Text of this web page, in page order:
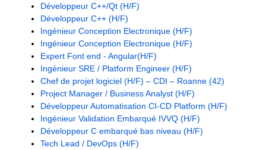
Développeur C++/Qt (H/F)
Développeur C++ (H/F)
Ingénieur Conception Electronique (H/F)
Ingénieur Conception Electronique (H/F)
Expert Font end - Angular(H/F)
Ingénieur SRE / Platform Engineer (H/F)
Chef de projet logiciel (H/F) – CDI – Roanne (42)
Project Manager / Business Analyst (H/F)
Développeur Automatisation CI-CD Platform (H/F)
Ingénieur Validation Embarqué IVVQ (H/F)
Développeur C embarqué bas niveau (H/F)
Tech Lead / DevOps (H/F)